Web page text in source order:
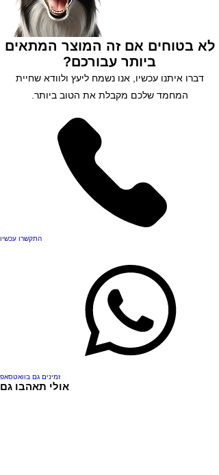
לא בטוחים אם זה המוצר המתאים
ביותר עבורכם?
דברו איתנו עכשיו, אנו נשמח ליעץ ולוודא שחיית
המחמד שלכם מקבלת את הטוב ביותר.
התקשרו עכשיו
זמינים גם בוואטסאפ
אולי תאהבו גם